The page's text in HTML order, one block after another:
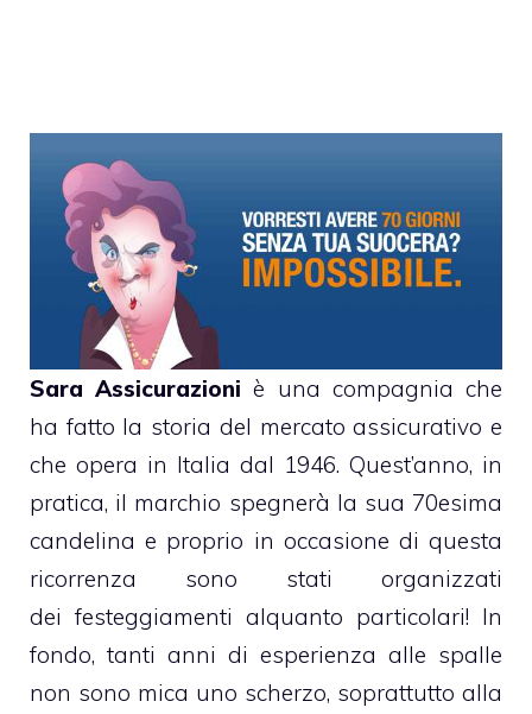
Sara Assicurazioni è una compagnia che
ha fatto la storia del mercato assicurativo e
che opera in Italia dal 1946. Quest’anno, in
pratica, il marchio spegnerà la sua 70esima
candelina e proprio in occasione di questa
ricorrenza sono stati organizzati
dei festeggiamenti alquanto particolari! In
fondo, tanti anni di esperienza alle spalle
non sono mica uno scherzo, soprattutto alla